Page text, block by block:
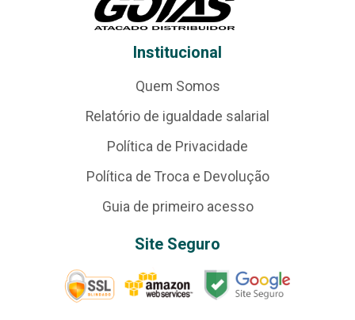
Institucional
Quem Somos
Relatório de igualdade salarial
Política de Privacidade
Política de Troca e Devolução
Guia de primeiro acesso
Site Seguro